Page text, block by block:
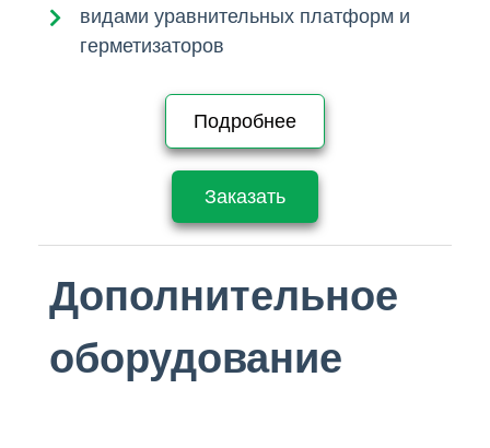
видами уравнительных платформ и
герметизаторов
Подробнее
Заказать
Дополнительное
оборудование